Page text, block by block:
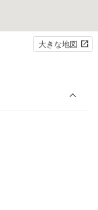
大きな地図